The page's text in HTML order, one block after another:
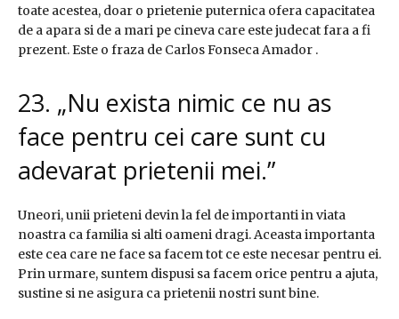
toate acestea, doar o prietenie puternica ofera capacitatea
de a apara si de a mari pe cineva care este judecat fara a fi
prezent. Este o fraza de Carlos Fonseca Amador .
23. „Nu exista nimic ce nu as
face pentru cei care sunt cu
adevarat prietenii mei.”
Uneori, unii prieteni devin la fel de importanti in viata
noastra ca familia si alti oameni dragi. Aceasta importanta
este cea care ne face sa facem tot ce este necesar pentru ei.
Prin urmare, suntem dispusi sa facem orice pentru a ajuta,
sustine si ne asigura ca prietenii nostri sunt bine.